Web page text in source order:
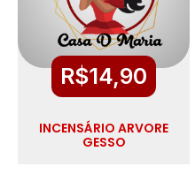
R$14,90
INCENSÁRIO ARVORE
GESSO